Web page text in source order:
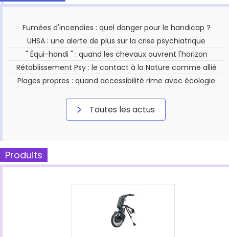
Fumées d'incendies : quel danger pour le handicap ?
UHSA : une alerte de plus sur la crise psychiatrique
" Équi-handi " : quand les chevaux ouvrent l'horizon
Rétablissement Psy : le contact à la Nature comme allié
Plages propres : quand accessibilité rime avec écologie
Toutes les actus
Produits